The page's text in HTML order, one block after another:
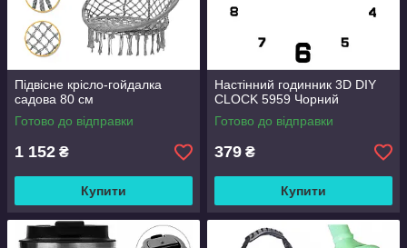
Підвісне крісло-гойдалка
садова 80 см
Готово до відправки
1 152 ₴
Купити
Настінний годинник 3D DIY
CLOCK 5959 Чорний
Готово до відправки
379 ₴
Купити